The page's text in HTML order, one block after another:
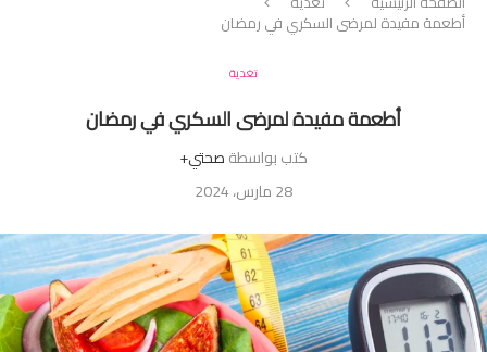
أطعمة مفيدة لمرضى السكري في رمضان
تغدية
أطعمة مفيدة لمرضى السكري في رمضان
كتب بواسطةصحتي+
28 مارس، 2024